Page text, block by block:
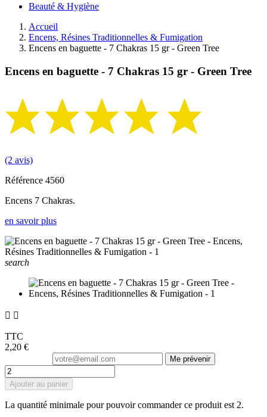
Beauté & Hygiène
Accueil
Encens, Résines Traditionnelles & Fumigation
Encens en baguette - 7 Chakras 15 gr - Green Tree
Encens en baguette - 7 Chakras 15 gr - Green Tree
(2 avis)
Référence 4560
Encens 7 Chakras.
en savoir plus
search
 
TTC
2,20 €
Me prévenir
Ajouter au panier
La quantité minimale pour pouvoir commander ce produit est 2.